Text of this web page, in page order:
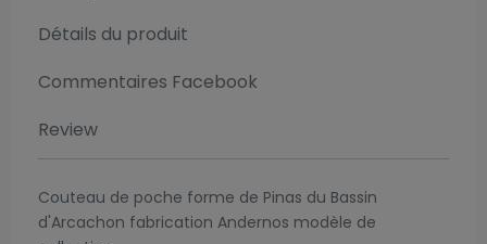
Détails du produit
Commentaires Facebook
Review
Couteau de poche forme de Pinas du Bassin
d'Arcachon fabrication Andernos modèle de